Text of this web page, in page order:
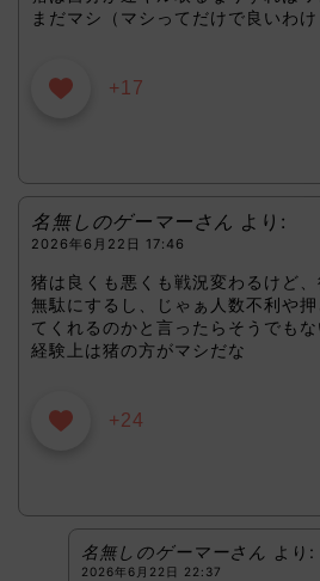
まだマシ（マシってだけで良いわけ
+17
名無しのゲーマーさん より:
2026年6月22日 17:46
猪は良くも悪くも戦況変わるけど
無駄にするし、じゃぁ人数不利や
てくれるのかと言ったらそうでもな
経験上は猪の方がマシだな
+24
名無しのゲーマーさん より:
2026年6月22日 22:37